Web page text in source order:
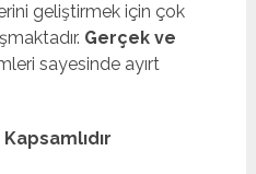
geliştirmek için çok
Gerçek ve
sayesinde ayırt